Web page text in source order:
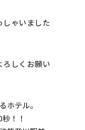
しゃいました
ろしくお願い
ホテル。
！！